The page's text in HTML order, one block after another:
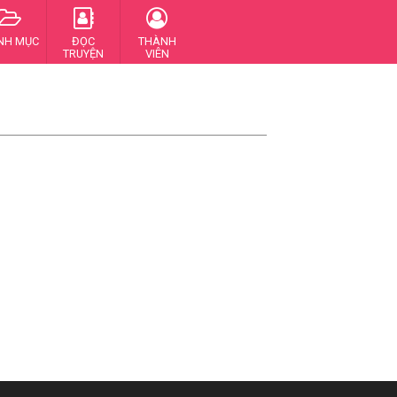
MỤC
ĐỌC
TRUYỆN
THÀNH
VIÊN